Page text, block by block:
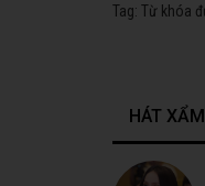
Tag: Từ khóa
HÁT